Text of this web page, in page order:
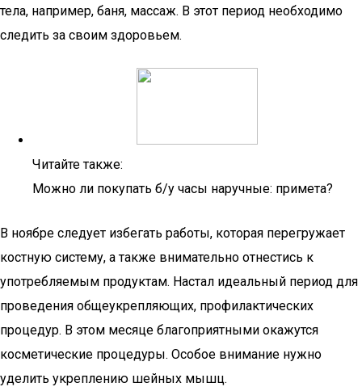
тела, например, баня, массаж. В этот период необходимо
следить за своим здоровьем.
Читайте также:
Можно ли покупать б/у часы наручные: примета?
В ноябре следует избегать работы, которая перегружает
костную систему, а также внимательно отнестись к
употребляемым продуктам. Настал идеальный период для
проведения общеукрепляющих, профилактических
процедур. В этом месяце благоприятными окажутся
косметические процедуры. Особое внимание нужно
уделить укреплению шейных мышц.